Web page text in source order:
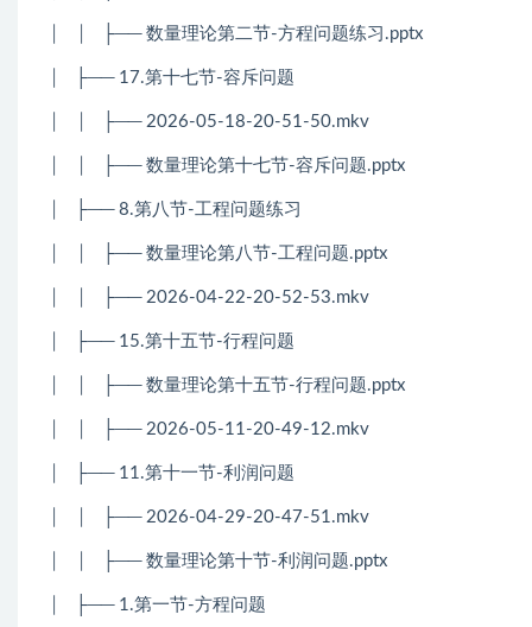
│ │ ├── 数量理论第二节-方程问题练习.pptx
│ ├── 17.第十七节-容斥问题
│ │ ├── 2026-05-18-20-51-50.mkv
│ │ ├── 数量理论第十七节-容斥问题.pptx
│ ├── 8.第八节-工程问题练习
│ │ ├── 数量理论第八节-工程问题.pptx
│ │ ├── 2026-04-22-20-52-53.mkv
│ ├── 15.第十五节-行程问题
│ │ ├── 数量理论第十五节-行程问题.pptx
│ │ ├── 2026-05-11-20-49-12.mkv
│ ├── 11.第十一节-利润问题
│ │ ├── 2026-04-29-20-47-51.mkv
│ │ ├── 数量理论第十节-利润问题.pptx
│ ├── 1.第一节-方程问题